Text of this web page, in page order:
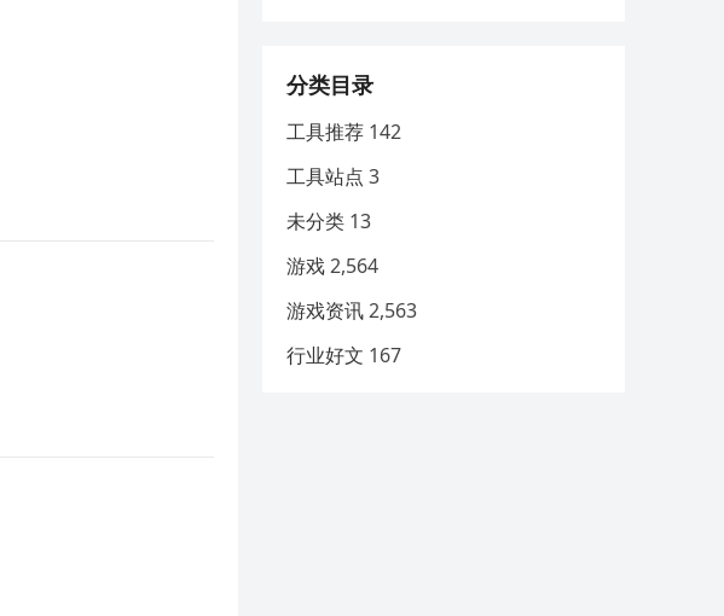
分类目录
工具推荐 142
工具站点 3
未分类 13
游戏2,564
游戏资讯2,563
行业好文 167